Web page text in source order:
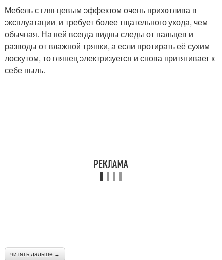
Мебель с глянцевым эффектом очень прихотлива в
эксплуатации, и требует более тщательного ухода, чем
обычная. На ней всегда видны следы от пальцев и
разводы от влажной тряпки, а если протирать её сухим
лоскутом, то глянец электризуется и снова притягивает к
себе пыль.
читать дальше →